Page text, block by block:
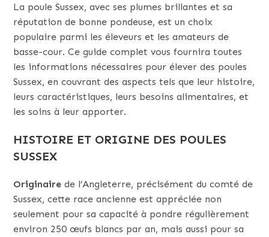
La poule Sussex, avec ses plumes brillantes et sa
réputation de bonne pondeuse, est un choix
populaire parmi les éleveurs et les amateurs de
basse-cour. Ce guide complet vous fournira toutes
les informations nécessaires pour élever des poules
Sussex, en couvrant des aspects tels que leur histoire,
leurs caractéristiques, leurs besoins alimentaires, et
les soins à leur apporter.
HISTOIRE ET ORIGINE DES POULES
SUSSEX
Originaire de l’Angleterre, précisément du comté de
Sussex, cette race ancienne est appréciée non
seulement pour sa capacité à pondre régulièrement
environ 250 œufs blancs par an, mais aussi pour sa